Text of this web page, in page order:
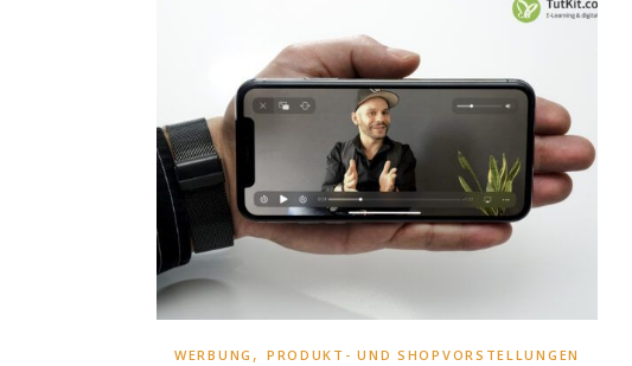
WERBUNG , PRODUKT- UND SHOPVORSTELLUNGEN